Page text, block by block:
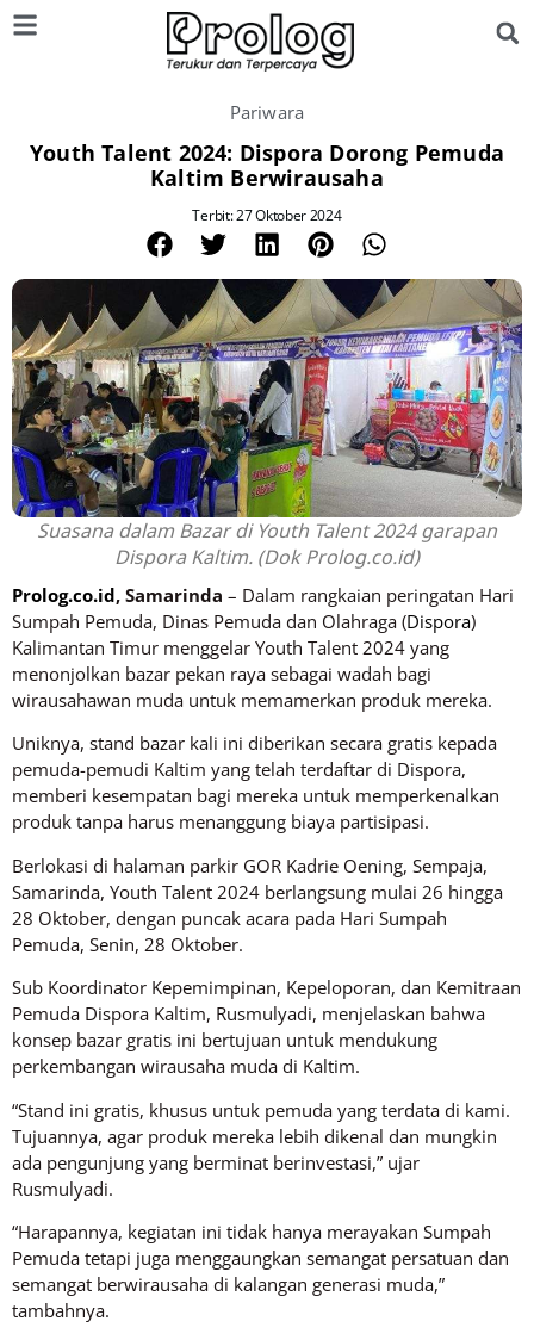
Pariwara
Youth Talent 2024: Dispora Dorong Pemuda
Kaltim Berwirausaha
Terbit: 27 Oktober 2024
Suasana dalam Bazar di Youth Talent 2024 garapan
Dispora Kaltim. (Dok Prolog.co.id)
Prolog.co.id, Samarinda – Dalam rangkaian peringatan Hari
Sumpah Pemuda, Dinas Pemuda dan Olahraga (Dispora)
Kalimantan Timur menggelar Youth Talent 2024 yang
menonjolkan bazar pekan raya sebagai wadah bagi
wirausahawan muda untuk memamerkan produk mereka.
Uniknya, stand bazar kali ini diberikan secara gratis kepada
pemuda-pemudi Kaltim yang telah terdaftar di Dispora,
memberi kesempatan bagi mereka untuk memperkenalkan
produk tanpa harus menanggung biaya partisipasi.
Berlokasi di halaman parkir GOR Kadrie Oening, Sempaja,
Samarinda, Youth Talent 2024 berlangsung mulai 26 hingga
28 Oktober, dengan puncak acara pada Hari Sumpah
Pemuda, Senin, 28 Oktober.
Sub Koordinator Kepemimpinan, Kepeloporan, dan Kemitraan
Pemuda Dispora Kaltim, Rusmulyadi, menjelaskan bahwa
konsep bazar gratis ini bertujuan untuk mendukung
perkembangan wirausaha muda di Kaltim.
“Stand ini gratis, khusus untuk pemuda yang terdata di kami.
Tujuannya, agar produk mereka lebih dikenal dan mungkin
ada pengunjung yang berminat berinvestasi,” ujar
Rusmulyadi.
“Harapannya, kegiatan ini tidak hanya merayakan Sumpah
Pemuda tetapi juga menggaungkan semangat persatuan dan
semangat berwirausaha di kalangan generasi muda,”
tambahnya.